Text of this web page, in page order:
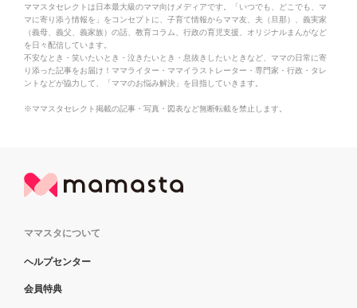
ママスタセレクトは日本最大級のママ向けメディアです。「いつでも、どこでも、マ
マに寄り添う情報を」をコンセプトに、子育て情報からママ友、夫（旦那）、義実家
（義母、義父、義家族）の話、教育コラム、行政の育児支援、オリジナルまんがなど
を日々配信しています。
不安なとき・笑いたいとき・泣きたいとき・息抜きしたいときなど、ママの日常に寄
り添った記事をお届け！ママライター・ママイラストレーター・専門家・行政・タレ
ントなどが協力して、「ママのお悩み解決」を目指していきます。
※ママスタセレクト掲載の記事・写真・図表など無断転載を禁止します。
ママスタについて
ヘルプセンター
会員特典